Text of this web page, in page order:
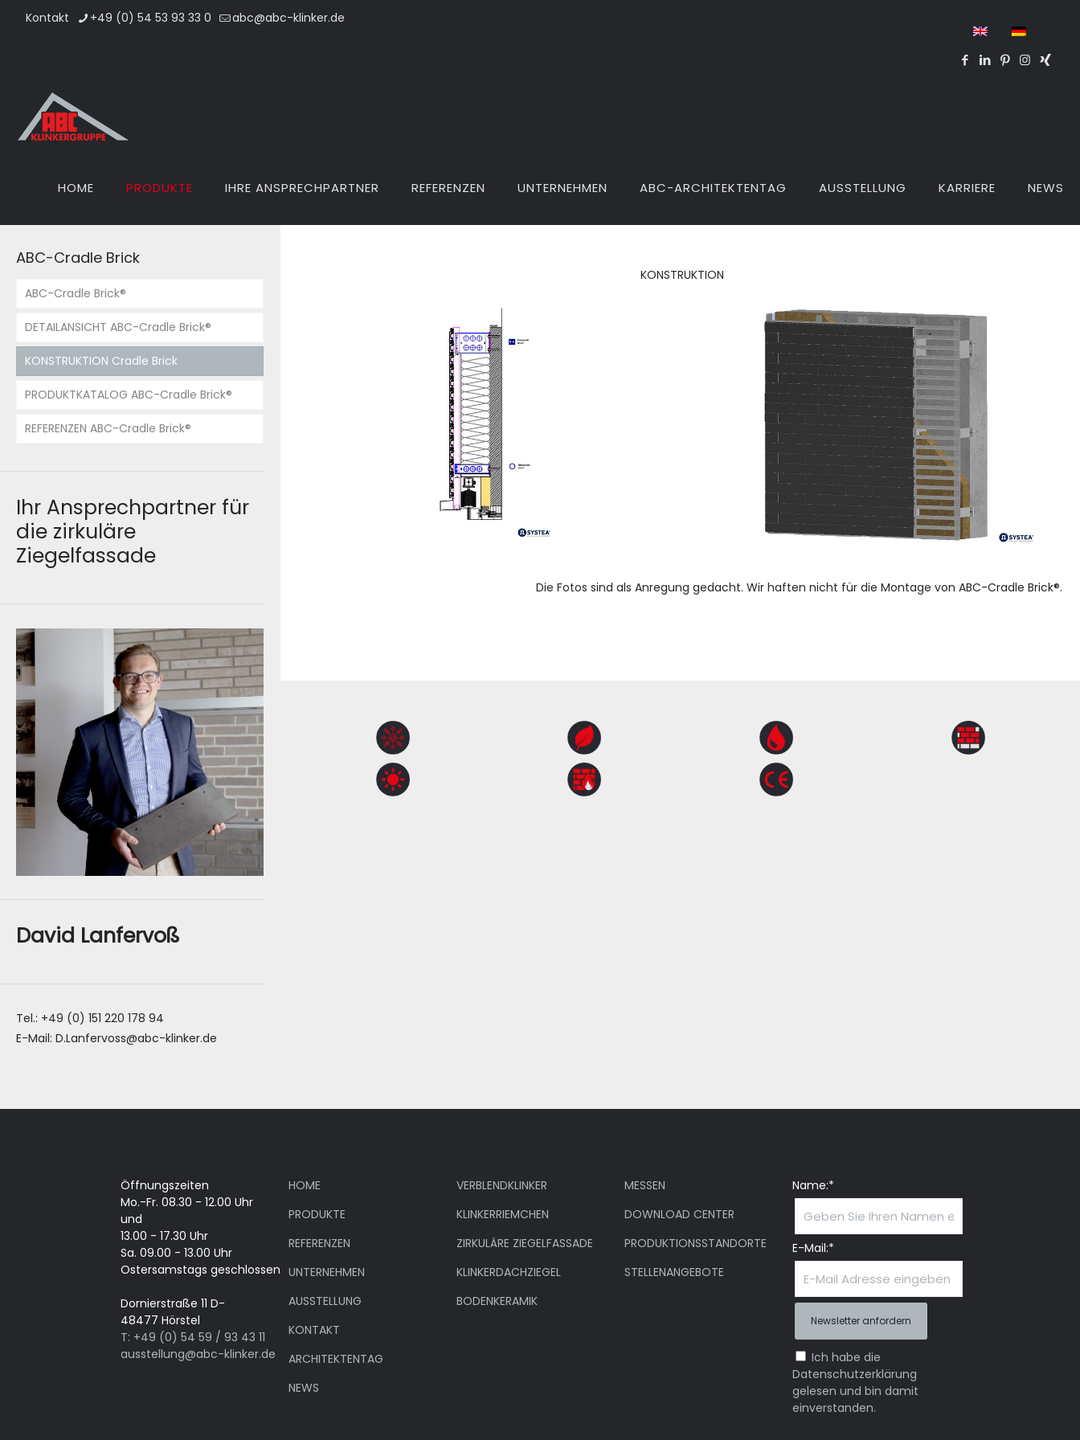
Kontakt +49 (0) 54 53 93 33 0 abc@abc-klinker.de
HOME PRODUKTE IHRE ANSPRECHPARTNER REFERENZEN UNTERNEHMEN ABC-ARCHITEKTENTAG AUSSTELLUNG KARRIERE NEWS
KONSTRUKTION
Die Fotos sind als Anregung gedacht. Wir haften nicht für die Montage von ABC-Cradle Brick®.
ABC-Cradle Brick
ABC-Cradle Brick®
DETAILANSICHT ABC-Cradle Brick®
KONSTRUKTION Cradle Brick
PRODUKTKATALOG ABC-Cradle Brick®
REFERENZEN ABC-Cradle Brick®
Ihr Ansprechpartner für
die zirkuläre
Ziegelfassade
David Lanfervoß
Tel.: +49 (0) 151 220 178 94
E-Mail: D.Lanfervoss@abc-klinker.de
Öffnungszeiten
Mo.-Fr. 08.30 - 12.00 Uhr
und
13.00 - 17.30 Uhr
Sa. 09.00 - 13.00 Uhr
Ostersamstags geschlossen
Dornierstraße 11 D-
48477 Hörstel
T: +49 (0) 54 59 / 93 43 11
ausstellung@abc-klinker.de
HOME
PRODUKTE
REFERENZEN
UNTERNEHMEN
AUSSTELLUNG
KONTAKT
ARCHITEKTENTAG
NEWS
VERBLENDKLINKER
KLINKERRIEMCHEN
ZIRKULÄRE ZIEGELFASSADE
KLINKERDACHZIEGEL
BODENKERAMIK
MESSEN
DOWNLOAD CENTER
PRODUKTIONSSTANDORTE
STELLENANGEBOTE
Name:*
E-Mail:*
Ich habe die
Datenschutzerklärung
gelesen und bin damit
einverstanden.